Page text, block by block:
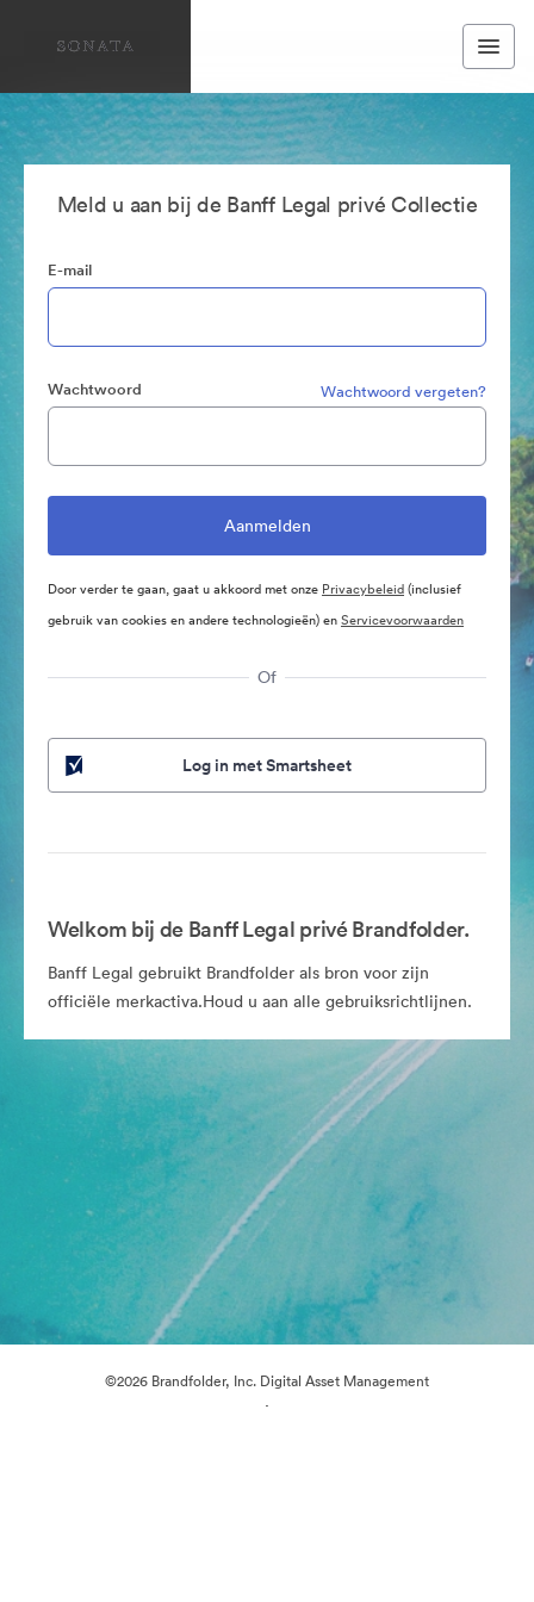
Meld u aan bij de Banff Legal privé Collectie
E-mail
Wachtwoord Wachtwoord vergeten?
Door verder te gaan, gaat u akkoord met onze Privacybeleid(inclusief
gebruik van cookies en andere technologieën) enServicevoorwaarden
Of
Log in met Smartsheet
Welkom bij de Banff Legal privé Brandfolder.
Banff Legal gebruikt Brandfolder als bron voor zijn
officiële merkactiva.Houd u aan alle gebruiksrichtlijnen.
©2026 Brandfolder, Inc. Digital Asset Management
·